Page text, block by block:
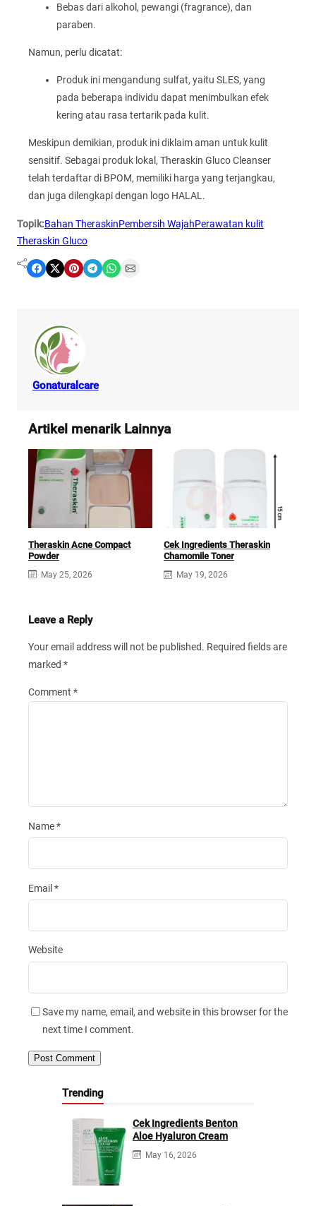
Bebas dari alkohol, pewangi (fragrance), dan
paraben.
Namun, perlu dicatat:
Produk ini mengandung sulfat, yaitu SLES, yang
pada beberapa individu dapat menimbulkan efek
kering atau rasa tertarik pada kulit.
Meskipun demikian, produk ini diklaim aman untuk kulit
sensitif. Sebagai produk lokal, Theraskin Gluco Cleanser
telah terdaftar di BPOM, memiliki harga yang terjangkau,
dan juga dilengkapi dengan logo HALAL.
Topik:Bahan TheraskinPembersih WajahPerawatan kulit
Theraskin Gluco
Share on Facebook Share on X Share on Pinterest Share on Telegram Share on WhatsApp Share on Email
Gonaturalcare
Artikel menarik Lainnya
Theraskin Acne Compact
Powder
May 25, 2026
Cek Ingredients Theraskin
Chamomile Toner
May 19, 2026
Leave a Reply
Your email address will not be published. Required fields are
marked *
Comment *
Name*
Email*
Website
Save my name, email, and website in this browser for the
next time I comment.
Trending
Cek Ingredients Benton
Aloe Hyaluron Cream
May 16, 2026